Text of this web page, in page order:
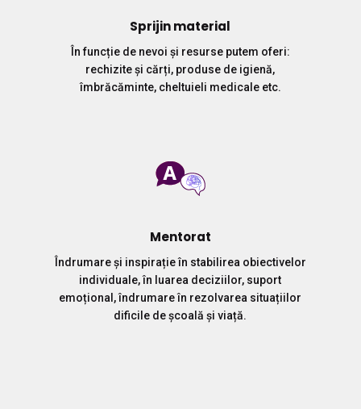
Sprijin material
În funcție de nevoi și resurse putem oferi:
rechizite și cărți, produse de igienă,
îmbrăcăminte, cheltuieli medicale etc.
Mentorat
Îndrumare și inspirație în stabilirea obiectivelor
individuale, în luarea deciziilor, suport
emoțional, îndrumare în rezolvarea situațiilor
dificile de școală și viață.